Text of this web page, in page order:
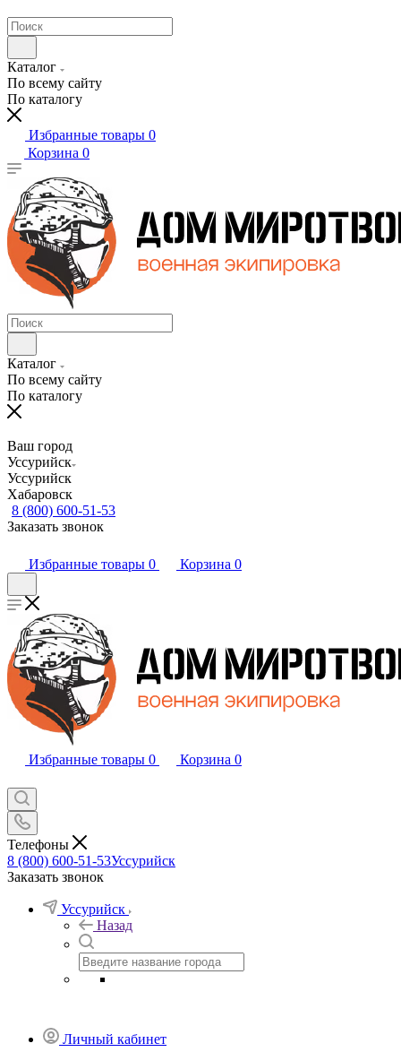
Каталог
По всему сайту
По каталогу
Избранные товары 0
Корзина 0
Каталог
По всему сайту
По каталогу
Ваш город
Уссурийск
Уссурийск
Хабаровск
8 (800) 600-51-53
Заказать звонок
Избранные товары 0 Корзина 0
Избранные товары 0 Корзина 0
Телефоны
8 (800) 600-51-53Уссурийск
Заказать звонок
Уссурийск
Назад
Личный кабинет